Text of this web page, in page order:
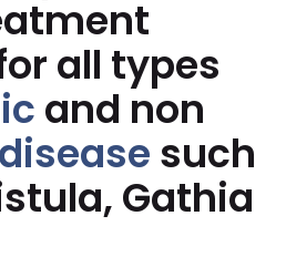
all types
and non
such
Gathia